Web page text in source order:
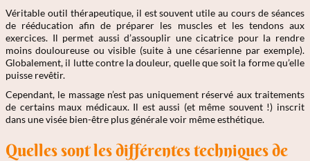
Véritable outil thérapeutique, il est souvent utile au cours de séances
de rééducation afin de préparer les muscles et les tendons aux
exercices. Il permet aussi d’assouplir une cicatrice pour la rendre
moins douloureuse ou visible (suite à une césarienne par exemple).
Globalement, il lutte contre la douleur, quelle que soit la forme qu’elle
puisse revêtir.
Cependant, le massage n’est pas uniquement réservé aux traitements
de certains maux médicaux. Il est aussi (et même souvent !) inscrit
dans une visée bien-être plus générale voir même esthétique.
Quelles sont les différentes techniques de